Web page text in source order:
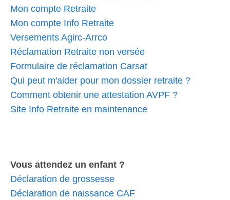
Mon compte Retraite
Mon compte Info Retraite
Versements Agirc-Arrco
Réclamation Retraite non versée
Formulaire de réclamation Carsat
Qui peut m'aider pour mon dossier retraite ?
Comment obtenir une attestation AVPF ?
Site Info Retraite en maintenance
Vous attendez un enfant ?
Déclaration de grossesse
Déclaration de naissance CAF